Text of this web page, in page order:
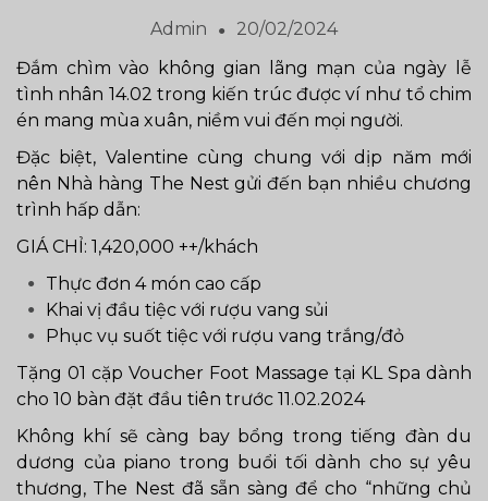
Admin
20/02/2024
Đắm chìm vào không gian lãng mạn của ngày lễ
tình nhân 14.02 trong kiến trúc được ví như tổ chim
én mang mùa xuân, niềm vui đến mọi người.
Đặc biệt, Valentine cùng chung với dịp năm mới
nên Nhà hàng The Nest gửi đến bạn nhiều chương
trình hấp dẫn:
GIÁ CHỈ: 1,420,000 ++/khách
Thực đơn 4 món cao cấp
Khai vị đầu tiệc với rượu vang sủi
Phục vụ suốt tiệc với rượu vang trắng/đỏ
Tặng 01 cặp Voucher Foot Massage tại KL Spa dành
cho 10 bàn đặt đầu tiên trước 11.02.2024
Không khí sẽ càng bay bổng trong tiếng đàn du
dương của piano trong buổi tối dành cho sự yêu
thương, The Nest đã sẵn sàng để cho “những chủ